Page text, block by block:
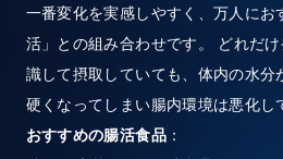
一番変化を実感しやすく、万人にお
活」との組み合わせです。 どれだ
識して摂取していても、体内の水分
硬くなってしまい腸内環境は悪化し
おすすめの腸活食品：